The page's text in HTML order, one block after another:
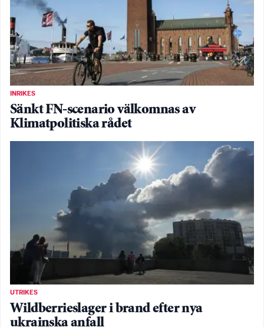
INRIKES
Sänkt FN-scenario välkomnas av
Klimatpolitiska rådet
UTRIKES
Wildberrieslager i brand efter nya
ukrainska anfall